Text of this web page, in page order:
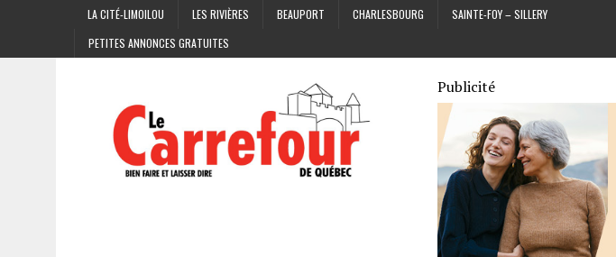
LA CITÉ-LIMOILOU LES RIVIÈRES BEAUPORT CHARLESBOURG
SAINTE-FOY – SILLERY
PETITES ANNONCES GRATUITES
Publicité